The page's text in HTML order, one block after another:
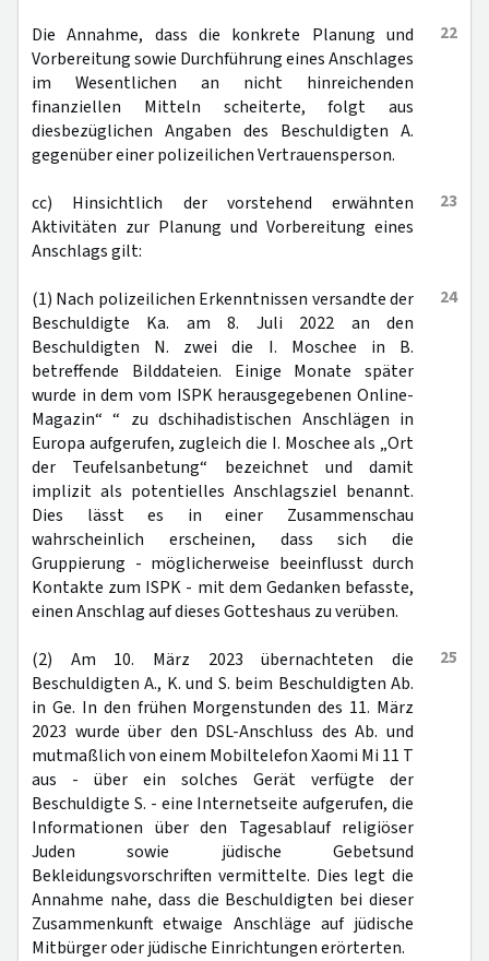
22
Die Annahme, dass die konkrete Planung und
Vorbereitung sowie Durchführung eines Anschlages
im Wesentlichen an nicht hinreichenden
finanziellen Mitteln scheiterte, folgt aus
diesbezüglichen Angaben des Beschuldigten A.
gegenüber einer polizeilichen Vertrauensperson.
23
cc) Hinsichtlich der vorstehend erwähnten
Aktivitäten zur Planung und Vorbereitung eines
Anschlags gilt:
24
(1) Nach polizeilichen Erkenntnissen versandte der
Beschuldigte Ka. am 8. Juli 2022 an den
Beschuldigten N. zwei die I. Moschee in B.
betreffende Bilddateien. Einige Monate später
wurde in dem vom ISPK herausgegebenen Online-
Magazin“ “ zu dschihadistischen Anschlägen in
Europa aufgerufen, zugleich die I. Moschee als „Ort
der Teufelsanbetung“ bezeichnet und damit
implizit als potentielles Anschlagsziel benannt.
Dies lässt es in einer Zusammenschau
wahrscheinlich erscheinen, dass sich die
Gruppierung - möglicherweise beeinflusst durch
Kontakte zum ISPK - mit dem Gedanken befasste,
einen Anschlag auf dieses Gotteshaus zu verüben.
25
(2) Am 10. März 2023 übernachteten die
Beschuldigten A., K. und S. beim Beschuldigten Ab.
in Ge. In den frühen Morgenstunden des 11. März
2023 wurde über den DSL-Anschluss des Ab. und
mutmaßlich von einem Mobiltelefon Xaomi Mi 11 T
aus - über ein solches Gerät verfügte der
Beschuldigte S. - eine Internetseite aufgerufen, die
Informationen über den Tagesablauf religiöser
Juden sowie jüdische Gebetsund
Bekleidungsvorschriften vermittelte. Dies legt die
Annahme nahe, dass die Beschuldigten bei dieser
Zusammenkunft etwaige Anschläge auf jüdische
Mitbürger oder jüdische Einrichtungen erörterten.